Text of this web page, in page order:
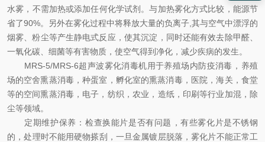
水雾，不需加热或添加任何化学试剂。与加热雾化方式比较，能源节
省了90%。另外在雾化过程中将释放大量的负离子,其与空气中漂浮的
烟雾、粉尘等产生静电式反应，使其沉淀，同时还能有效去除甲醛、
一氧化碳、细菌等有害物质，使空气得到净化，减少疾病的发生。
MRS-5/MRS-6超声波雾化消毒机用于养殖场内防疫消毒，养殖
场的空舍熏蒸消毒，种蛋室，孵化室的熏蒸消毒，医院，海关，食堂
等的空间熏蒸消毒，电子，纺织，农业，造纸，印刷等行业加混，除
尘等领域。
定期维护保养：检查换能片是否有问题，有些雾化片是不锈钢
的，处理时不能用硬物搽刮，一旦金属镀层脱落，雾化片不能正常工